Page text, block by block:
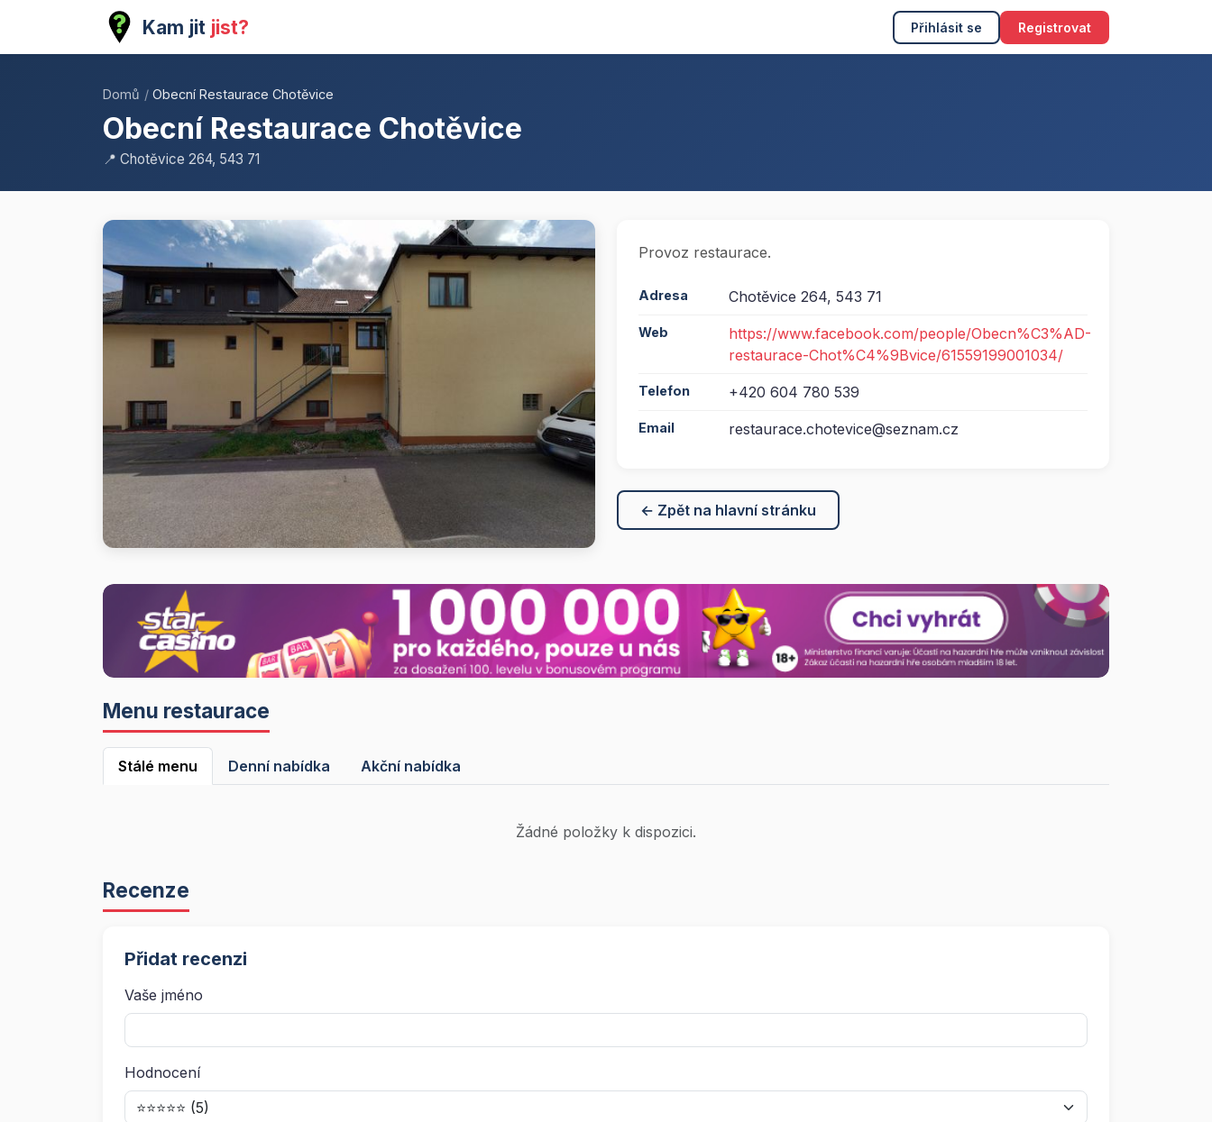
Kam jit jist? Přihlásit se Registrovat
Domů / Obecní Restaurace Chotěvice
Obecní Restaurace Chotěvice
📍 Chotěvice 264, 543 71
Provoz restaurace.
Adresa Chotěvice 264, 543 71
Web
https://www.facebook.com/people/Obecn%C3%AD-
restaurace-Chot%C4%9Bvice/61559199001034/
Telefon +420 604 780 539
Email restaurace.chotevice@seznam.cz
← Zpět na hlavní stránku
Menu restaurace
Stálé menu Denní nabídka Akční nabídka
Žádné položky k dispozici.
Recenze
Přidat recenzi
Vaše jméno
Hodnocení